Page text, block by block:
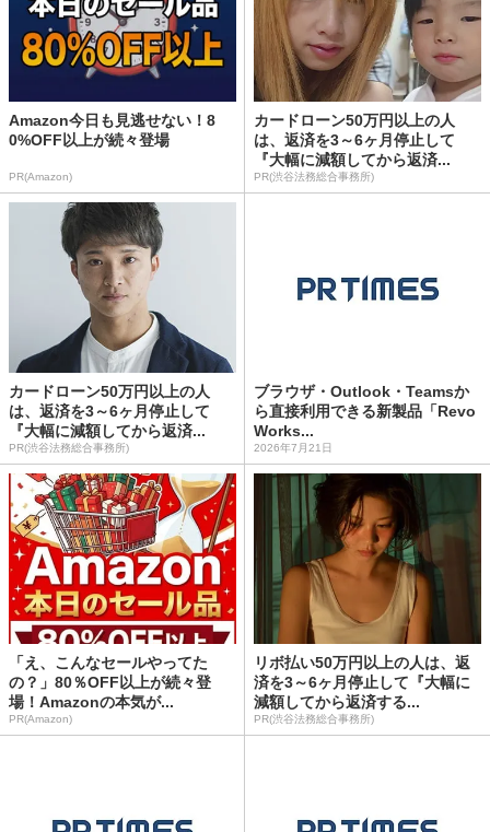
Amazon今日も見逃せない！8
0%OFF以上が続々登場
PR(Amazon)
カードローン50万円以上の人
は、返済を3～6ヶ月停止して
『大幅に減額してから返済...
PR(渋谷法務総合事務所)
カードローン50万円以上の人
は、返済を3～6ヶ月停止して
『大幅に減額してから返済...
PR(渋谷法務総合事務所)
ブラウザ・Outlook・Teamsか
ら直接利用できる新製品「Revo
Works...
2026年7月21日
「え、こんなセールやってた
の？」80％OFF以上が続々登
場！Amazonの本気が...
PR(Amazon)
リボ払い50万円以上の人は、返
済を3～6ヶ月停止して『大幅に
減額してから返済する...
PR(渋谷法務総合事務所)